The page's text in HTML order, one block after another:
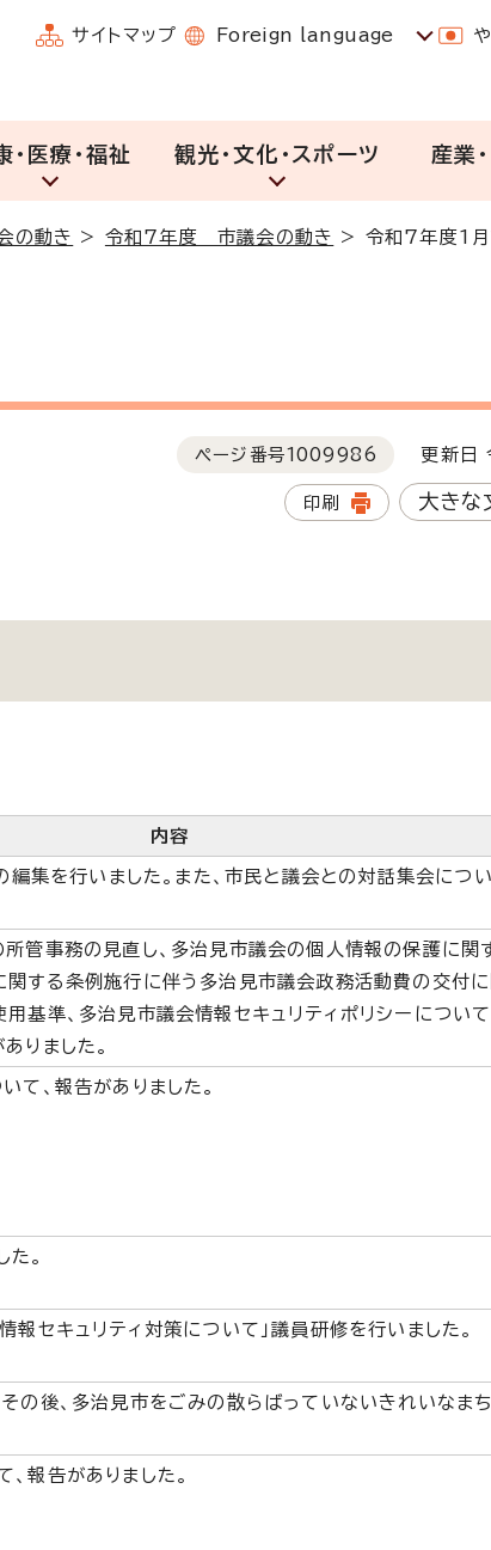
サイトマップ Foreign language
・医療・福祉 観光・文化・スポーツ 産業
の動き > 令和7年度 市議会の動き > 令和7年度1
ページ番号1009986 更新日
印刷 大きな
内容
集を行いました。また、市民と議会との対話集会につ
管事務の見直し、多治見市議会の個人情報の保護に関
関する条例施行に伴う多治見市議会政務活動費の交付
基準、多治見市議会情報セキュリティポリシーについて
りました。
て、報告がありました。
。
報セキュリティ対策について」議員研修を行いました。
の後、多治見市をごみの散らばっていないきれいなま
報告がありました。